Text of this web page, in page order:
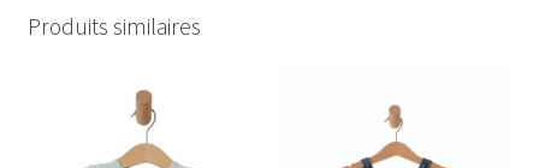
Produits similaires